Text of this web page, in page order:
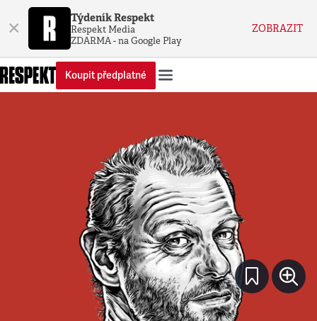
× Týdeník Respekt
Respekt Media
ZDARMA - na Google Play
ZOBRAZIT
Koupit předplatné